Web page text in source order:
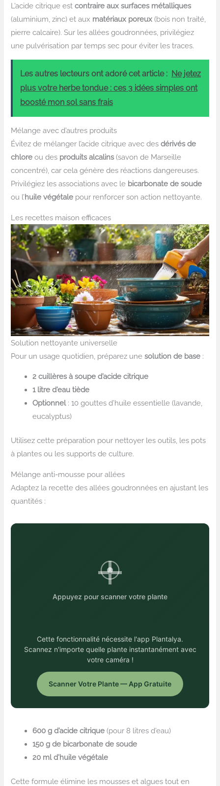
L’acide citrique estcontraire aux surfaces métalliques
(aluminium, zinc) et aux matériaux poreux (bois non traité,
pierre calcaire). Sur les allées goudronnées, privilégiez
une pulvérisation par temps sec pour éviter les traces.
Les autres lecteurs ont adoré cet article : Ne jetez
plus votre herbe tondue : ces 3 idées simples ont
boosté mon sol sans frais
Mélange avec d’autres produits
Évitez de mélanger l’acide citrique avec desdérivés de
chlore ou des produits alcalins(savon de Marseille
concentré), car cela génère des réactions dangereuses.
Privilégiez les associations avec le bicarbonate de soude
ou l’huile végétale pour renforcer son action nettoyante.
Les recettes maison efficaces
Solution nettoyante universelle
Pour un usage quotidien, préparez unesolution de base :
2 cuillères à soupe d’acide citrique
1 litre d’eau tiède
Optionnel: 10 gouttes d’huile essentielle (lavande,
eucalyptus)
Utilisez cette préparation pour nettoyer les outils, les pots
à plantes ou les supports de culture.
Mélange anti-mousse pour allées
Adaptez la recette des allées goudronnées en ajustant les
quantités :
Appuyez pour scanner votre plante
Cette fonctionnalité nécessite l'app Plantalya.
Scannez n'importe quelle plante instantanément avec
votre caméra !
Scanner Votre Plante — App Gratuite
600 g d’acide citrique (pour 8 litres d’eau)
150 g de bicarbonate de soude
20 ml d’huile végétale
Cette formule élimine les mousses et algues tout en